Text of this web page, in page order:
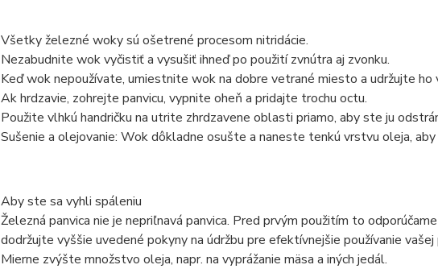
Všetky železné woky sú ošetrené procesom nitridácie.
Nezabudnite wok vyčistiť a vysušiť ihneď po použití zvnútra aj zvonku.
Keď wok nepoužívate, umiestnite wok na dobre vetrané miesto a udržujte ho
Ak hrdzavie, zohrejte panvicu, vypnite oheň a pridajte trochu octu.
Použite vlhkú handričku na utrite zhrdzavene oblasti priamo, aby ste ju
Sušenie a olejovanie: Wok dôkladne osušte a naneste tenkú vrstvu oleja, aby
Aby ste sa vyhli spáleniu
Železná panvica nie je nepriľnavá panvica. Pred prvým použitím to odporúčame
dodržujte vyššie uvedené pokyny na údržbu pre efektívnejšie používanie vašej
Mierne zvýšte množstvo oleja, napr. na vyprážanie mäsa a iných jedál.